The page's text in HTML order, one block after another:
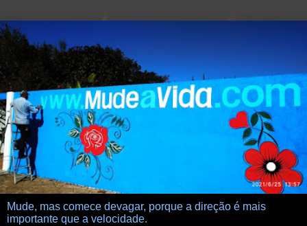
Mude, mas comece devagar, porque a direção é mais
importante que a velocidade.